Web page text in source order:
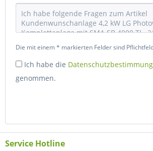
Die mit einem * markierten Felder sind
Ich habe die
genommen.
Service Hotline